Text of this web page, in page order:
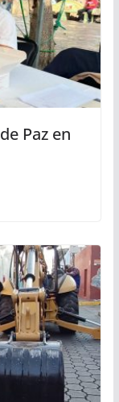
Paz en